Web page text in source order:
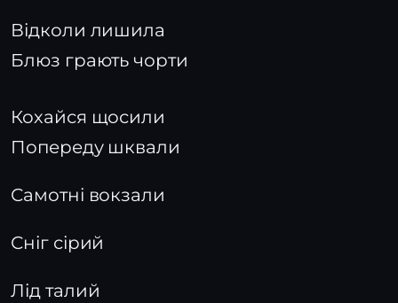
Відколи лишила
Блюз грають чорти
Кохайся щосили
Попереду шквали
Самотні вокзали
Сніг сірий
Лід талий